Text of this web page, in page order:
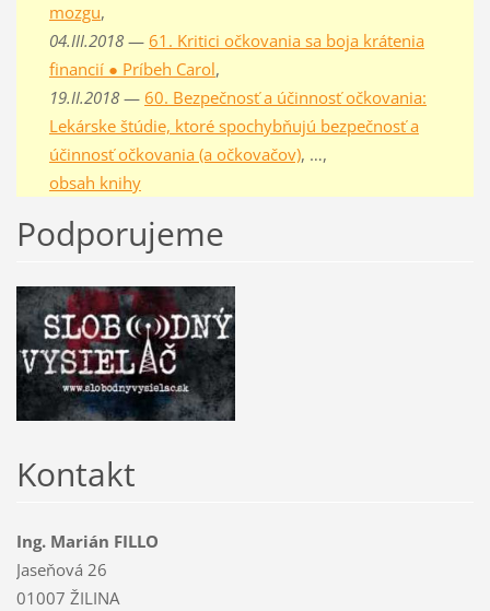
mozgu,
04.III.2018— 61. Kritici očkovania sa boja krátenia
financií ● Príbeh Carol,
19.II.2018— 60. Bezpečnosť a účinnosť očkovania:
Lekárske štúdie, ktoré spochybňujú bezpečnosť a
účinnosť očkovania (a očkovačov), …,
obsah knihy
Podporujeme
Kontakt
Ing. Marián FILLO
Jaseňová 26
01007 ŽILINA